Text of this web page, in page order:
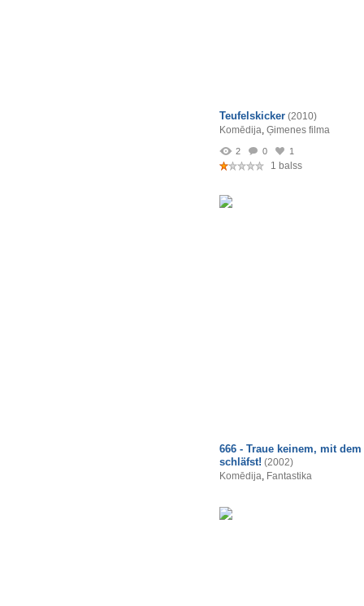
Teufelskicker (2010)
Komēdija, Ģimenes filma
2 0 1
1 balss
666 - Traue keinem, mit dem
schläfst! (2002)
Komēdija, Fantastika